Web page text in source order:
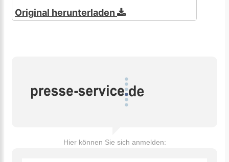
Original herunterladen
Hier können Sie sich anmelden: